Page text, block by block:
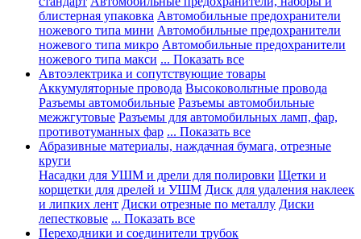
блистерная упаковка Автомобильные предохранители
ножевого типа мини Автомобильные предохранители
ножевого типа микро Автомобильные предохранители
ножевого типа макси ... Показать все
Автоэлектрика и сопутствующие товары
Аккумуляторные провода Высоковольтные провода
Разъемы автомобильные Разъемы автомобильные
межжгутовые Разъемы для автомобильных ламп, фар,
противотуманных фар ... Показать все
Абразивные материалы, наждачная бумага, отрезные
круги
Насадки для УШМ и дрели для полировки Щетки и
корщетки для дрелей и УШМ Диск для удаления наклеек
и липких лент Диски отрезные по металлу Диски
лепестковые ... Показать все
Переходники и соединители трубок